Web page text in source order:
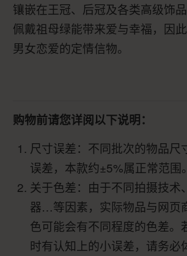
镶嵌在王冠、后冠及各类高级饰
佩戴祖母绿能带来爱与幸福，因
男女恋爱的定情信物。
购物前请您详阅以下说明：
尺寸误差：不同批次的物品尺
误差，本款约±5%属正常范围。
关于色差：由于不同拍摄技术
器…等因素，实际物品与网页
色可能会有不同程度的色差。
时有认知上的小误差，请务必